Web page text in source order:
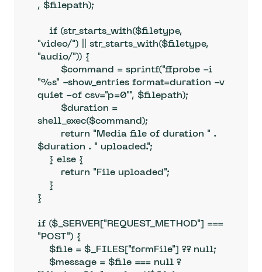
, $filepath);
"video/") || str_starts_with($filetype,
"audio/")) {
"%s" -show_entries format=duration -v
quiet -of csv="p=0"", $filepath);
shell_exec($command);
$duration . " uploaded.";
}
if ($_SERVER["REQUEST_METHOD"] ===
"POST") {